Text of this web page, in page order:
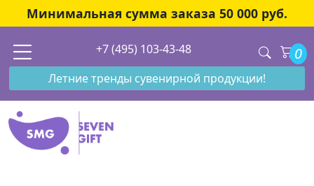
Минимальная сумма заказа 50 000 руб.
+7 (495) 103-43-48 0
Летние тренды сувенирной продукции!